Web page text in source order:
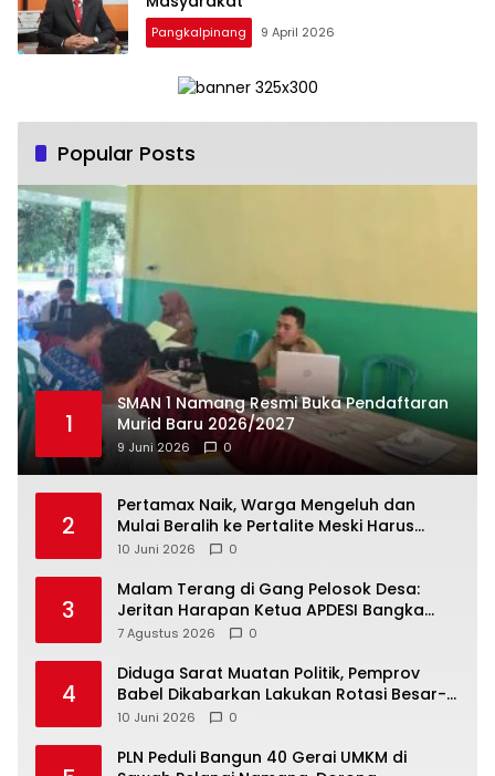
Pangkalpinang 9 April 2026
Popular Posts
1
SMAN 1 Namang Resmi Buka Pendaftaran
Murid Baru 2026/2027
9 Juni 2026 0
2
‎Pertamax Naik, Warga Mengeluh dan
Mulai Beralih ke Pertalite Meski Harus
10 Juni 2026 0
3
Malam Terang di Gang Pelosok Desa:
Jeritan Harapan Ketua APDESI Bangka
Tengah untuk PLN Babel
7 Agustus 2026 0
4
‎Diduga Sarat Muatan Politik, Pemprov
Babel Dikabarkan Lakukan Rotasi Besar-
10 Juni 2026 0
‎PLN Peduli Bangun 40 Gerai UMKM di